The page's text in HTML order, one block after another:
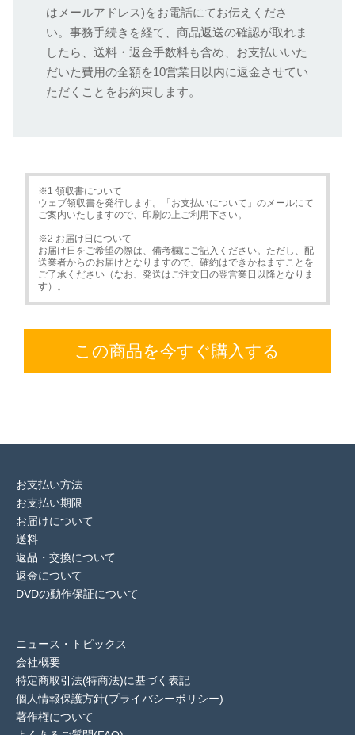
はメールアドレス)をお電話にてお伝えくださ
い。事務手続きを経て、商品返送の確認が取れま
したら、送料・返金手数料も含め、お支払いいた
だいた費用の全額を10営業日以内に返金させてい
ただくことをお約束します。
※1 領収書について
ウェブ領収書を発行します。「お支払いについて」のメールにて
ご案内いたしますので、印刷の上ご利用下さい。
※2 お届け日について
お届け日をご希望の際は、備考欄にご記入ください。ただし、配
送業者からのお届けとなりますので、確約はできかねますことを
ご了承ください（なお、発送はご注文日の翌営業日以降となりま
す）。
この商品を今すぐ購入する
お支払い方法
お支払い期限
お届けについて
送料
返品・交換について
返金について
DVDの動作保証について
ニュース・トピックス
会社概要
特定商取引法(特商法)に基づく表記
個人情報保護方針(プライバシーポリシー)
著作権について